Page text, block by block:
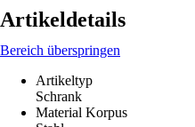
Artikeldetails
Bereich überspringen
Artikeltyp
Schrank
Material Korpus